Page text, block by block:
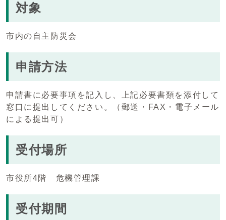
対象
市内の自主防災会
申請方法
申請書に必要事項を記入し、上記必要書類を添付して
窓口に提出してください。（郵送・FAX・電子メール
による提出可）
受付場所
市役所4階 危機管理課
受付期間